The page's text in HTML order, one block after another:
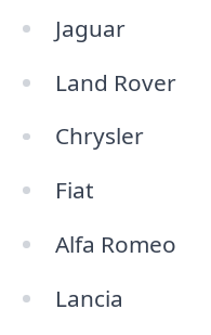
Jaguar
Land Rover
Chrysler
Fiat
Alfa Romeo
Lancia